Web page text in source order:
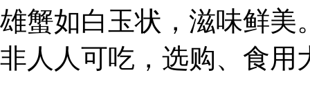
雄蟹如白玉状，滋味鲜美
非人人可吃，选购、食用